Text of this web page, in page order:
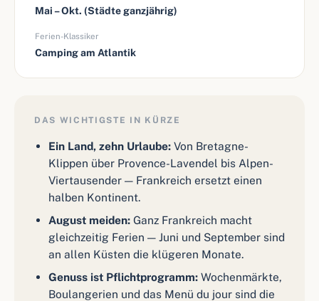
Mai – Okt. (Städte ganzjährig)
Ferien-Klassiker
Camping am Atlantik
DAS WICHTIGSTE IN KÜRZE
Ein Land, zehn Urlaube: Von Bretagne-
Klippen über Provence-Lavendel bis Alpen-
Viertausender — Frankreich ersetzt einen
halben Kontinent.
August meiden: Ganz Frankreich macht
gleichzeitig Ferien — Juni und September sind
an allen Küsten die klügeren Monate.
Genuss ist Pflichtprogramm: Wochenmärkte,
Boulangerien und das Menü du jour sind die